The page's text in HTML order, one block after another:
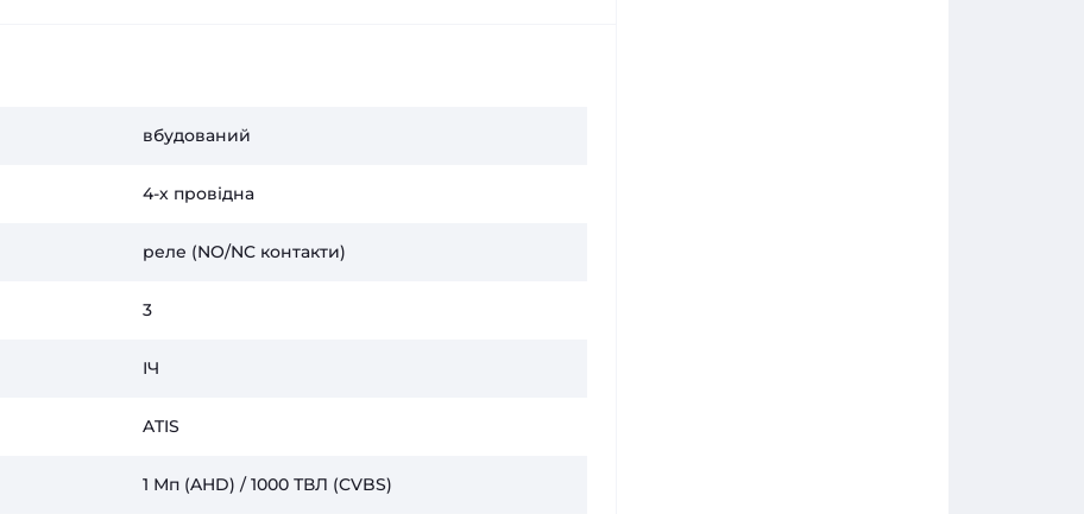
вбудований
4-х провідна
реле (NO/NC контакти)
3
ІЧ
ATIS
1 Мп (AHD) / 1000 ТВЛ (CVBS)